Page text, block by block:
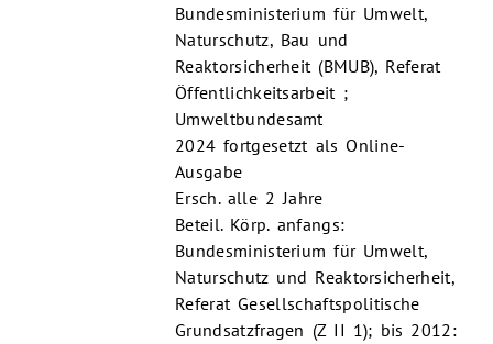
Bundesministerium für Umwelt,
Naturschutz, Bau und
Reaktorsicherheit (BMUB), Referat
Öffentlichkeitsarbeit ;
Umweltbundesamt
2024 fortgesetzt als Online-
Ausgabe
Ersch. alle 2 Jahre
Beteil. Körp. anfangs:
Bundesministerium für Umwelt,
Naturschutz und Reaktorsicherheit,
Referat Gesellschaftspolitische
Grundsatzfragen (Z II 1); bis 2012: